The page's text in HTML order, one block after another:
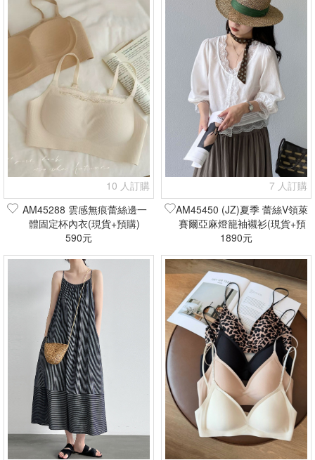
10 人訂購
AM45288 雲感無痕蕾絲邊一
體固定杯內衣(現貨+預購)
590元
7 人訂購
AM45450 (JZ)夏季 蕾絲V領萊
賽爾亞麻燈籠袖襯衫(現貨+預
購)
1890元